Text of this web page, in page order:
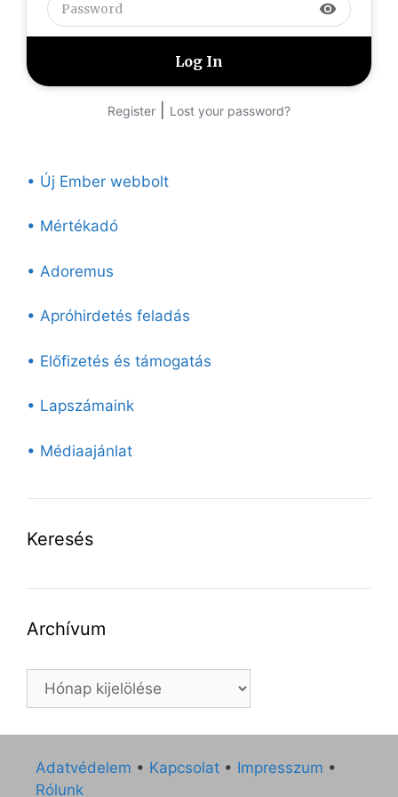
visibility
Register Lost your password?
• Új Ember webbolt
• Mértékadó
• Adoremus
• Apróhirdetés feladás
• Előfizetés és támogatás
• Lapszámaink
• Médiaajánlat
Keresés
Archívum
Archívum
Adatvédelem • Kapcsolat • Impresszum •
Rólunk